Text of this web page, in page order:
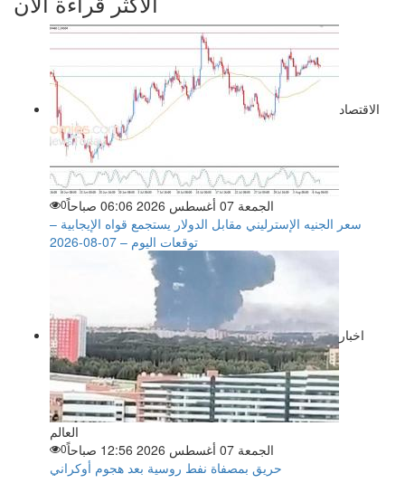
الاقتصاد
الجمعة 07 أغسطس 2026 06:06 صباحاً 0
سعر الجنيه الإسترليني مقابل الدولار يستجمع قواه الإيجابية –
توقعات اليوم – 07-08-2026
اخبار
العالم
الجمعة 07 أغسطس 2026 12:56 صباحاً
0
حريق بمصفاة نفط روسية بعد هجوم أوكراني